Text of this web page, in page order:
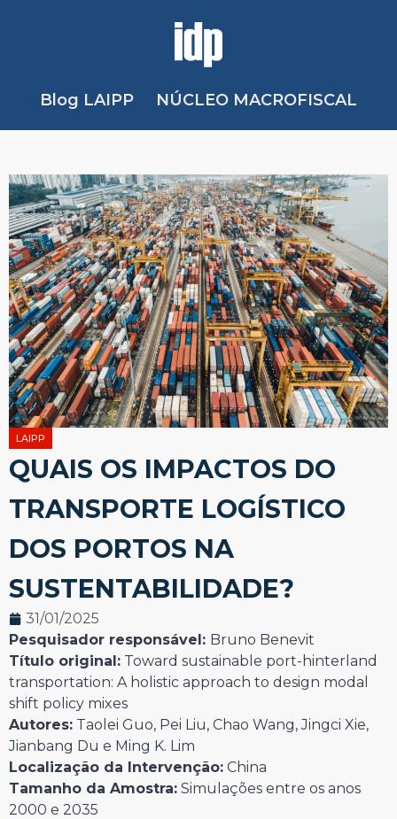
Blog LAIPP NÚCLEO MACROFISCAL
LAIPP
QUAIS OS IMPACTOS DO
TRANSPORTE LOGÍSTICO
DOS PORTOS NA
SUSTENTABILIDADE?
31/01/2025
Pesquisador responsável: Bruno Benevit
Título original: Toward sustainable port-hinterland
transportation: A holistic approach to design modal
shift policy mixes
Autores: Taolei Guo, Pei Liu, Chao Wang, Jingci Xie,
Jianbang Du e Ming K. Lim
Localização da Intervenção: China
Tamanho da Amostra: Simulações entre os anos
2000 e 2035